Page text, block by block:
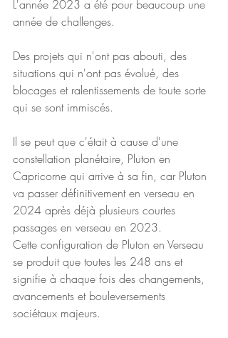
L'année 2023 a été pour beaucoup une
année de challenges.
Des projets qui n'ont pas abouti, des
situations qui n'ont pas évolué, des
blocages et ralentissements de toute sorte
qui se sont immiscés.
Il se peut que c'était à cause d'une
constellation planétaire, Pluton en
Capricorne qui arrive à sa fin, car Pluton
va passer définitivement en verseau en
2024 après déjà plusieurs courtes
passages en verseau en 2023.
Cette configuration de Pluton en Verseau
se produit que toutes les 248 ans et
signifie à chaque fois des changements,
avancements et bouleversements
sociétaux majeurs.